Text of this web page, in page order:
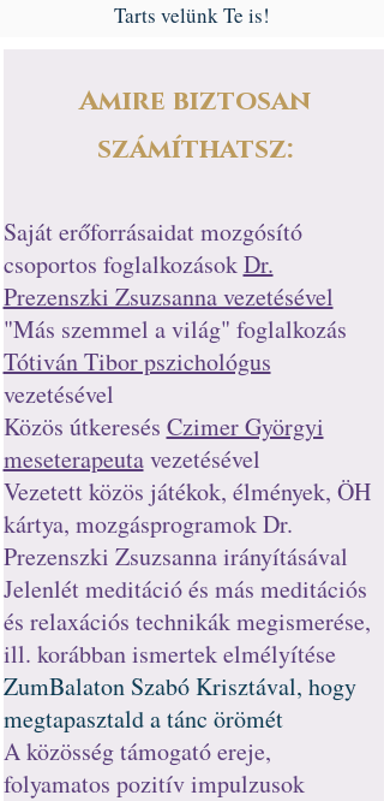
Tarts velünk Te is!
Amire biztosan
számíthatsz:
Saját erőforrásaidat mozgósító
csoportos foglalkozásokDr.
Prezenszki Zsuzsanna vezetésével
"Más szemmel a világ" foglalkozás
Tótiván Tibor pszichológus
vezetésével
Közös útkeresés Czimer Györgyi
meseterapeutavezetésével
Vezetett közös játékok, élmények, ÖH
kártya, mozgásprogramok Dr.
Prezenszki Zsuzsanna irányításával
Jelenlét meditáció és más meditációs
és relaxációs technikák megismerése,
ill. korábban ismertek elmélyítése
ZumBalaton Szabó Krisztával, hogy
megtapasztalda tánc örömét
A közösség támogató ereje,
folyamatos pozitív impulzusok